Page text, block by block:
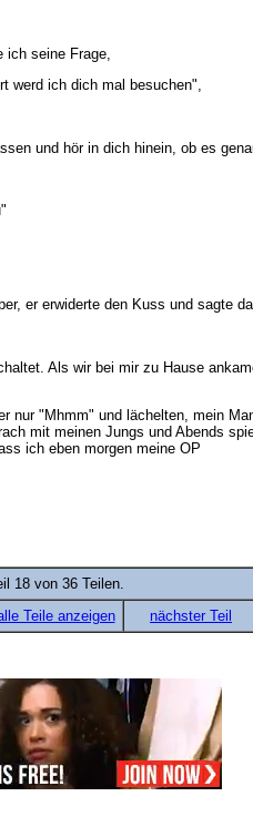
seine Frage,
werd ich dich mal besuchen",
und hör in dich hinein, ob es
er erwiderte den Kuss und sagte
Als wir bei mir zu Hause
"Mhmm" und lächelten, mein
mit meinen Jungs und Abends
ich eben morgen meine OP
18 von 36 Teilen.
Teile anzeigen nächster Teil